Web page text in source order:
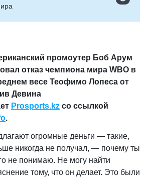
промоутер Боб Арум
отказ чемпиона мира WBO в
весе Теофимо Лопеса от
Девина
Prosports.kz со ссылкой
.
огромные деньги — такие,
никогда не получал, — почему ты
не понимаю. Не могу найти
тому, что он делает. Это были